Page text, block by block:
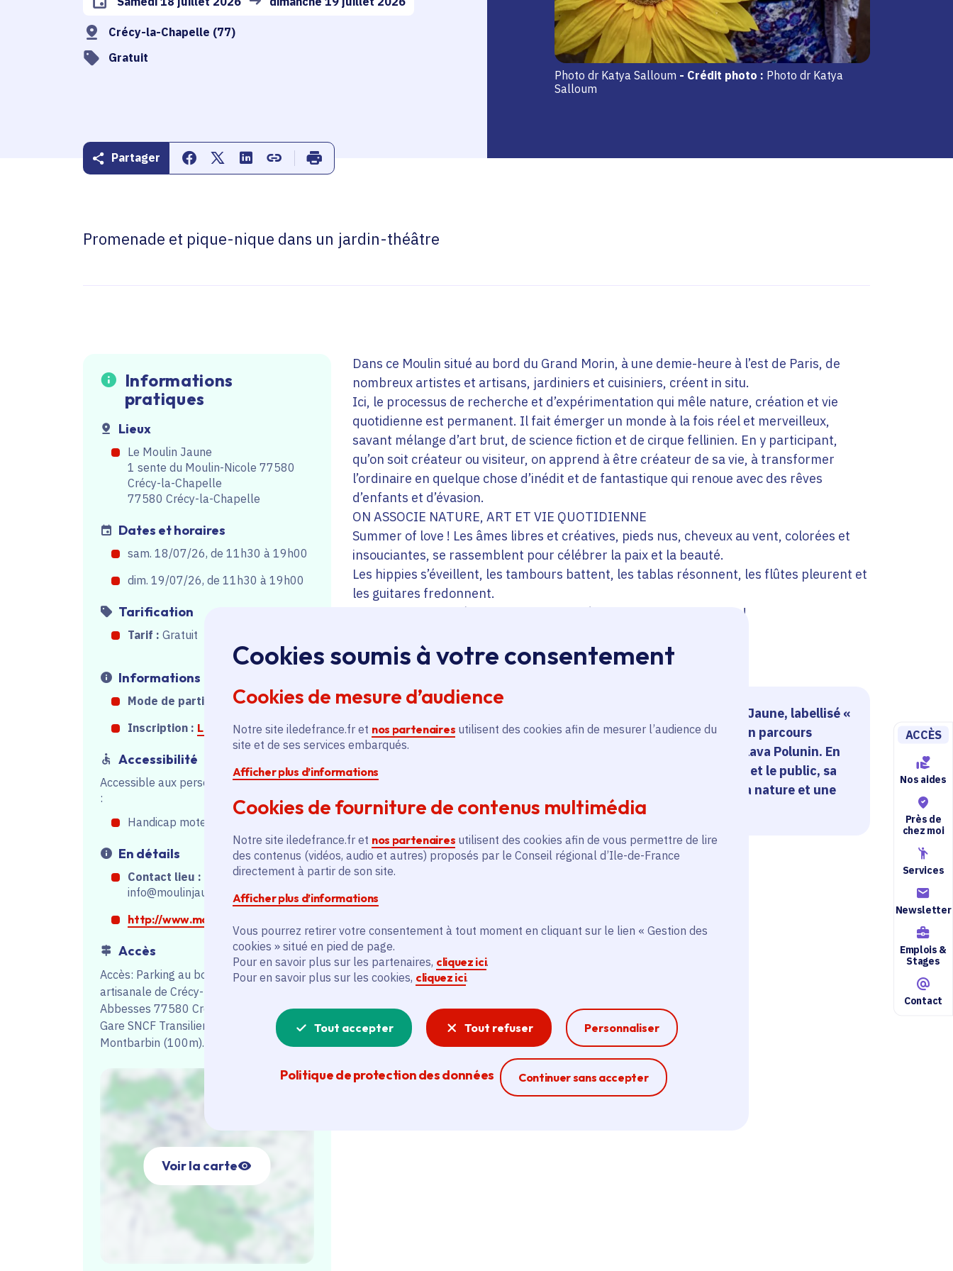
Cookies soumis à votre consentement
Cookies de mesure d’audience
Notre site iledefrance.fr et nos partenaires utilisent des cookies afin de mesurer l’audience du
site et de ses services embarqués.
Afficher plus d’informations
Cookies de fourniture de contenus multimédia
Notre site iledefrance.fr et nos partenaires utilisent des cookies afin de vous permettre de lire
des contenus (vidéos, audio et autres) proposés par le Conseil régional d’Ile-de-France
directement à partir de son site.
Afficher plus d’informations
Vous pourrez retirer votre consentement à tout moment en cliquant sur le lien « Gestion des
cookies » situé en pied de page.
Pour en savoir plus sur les partenaires, cliquez ici.
Pour en savoir plus sur les cookies, cliquez ici.
Tout accepter Tout refuser Personnaliser
Politique de protection des données Continuer sans accepter
Ferme la modale
ACCÈS
Nos aides
Près de
chez moi
Services
Newsletter
Emplois &
Stages
Contact
Date de l'arrêté
Crécy-la-Chapelle (77)
Gratuit
Partager Partager sur Facebook
Partager sur Twitter
Partager sur Linkedin
Copier dans le presse-papier
Imprimer
Photo dr Katya Salloum - Crédit photo : Photo dr Katya
Salloum
Promenade et pique-nique dans un jardin-théâtre
Informations
pratiques
Lieux
Le Moulin Jaune
1 sente du Moulin-Nicole 77580
Crécy-la-Chapelle
77580 Crécy-la-Chapelle
Dates et horaires
sam. 18/07/26, de 11h30 à19h00
dim. 19/07/26, de 11h30 à19h00
Tarification
Tarif : Gratuit
Informations
Mode de participation :Sur place
Inscription : Lien inscription
Accessibilité
Accessible aux personnes en situation de
:
Handicap moteur
En détails
Contact lieu :
info@moulinjaune.com
http://www.moulinjaune.com
Accès
Accès: Parking au bout de la zone
artisanale de Crécy-la-Chapelle (rue des
Abbesses 77580 Crécy-la-Chapelle).
Gare SNCF Transilien de Villiers-
Montbarbin (100m).
Voir la carte
Dans ce Moulin situé au bord du Grand Morin, à une demie-heure à l’est de Paris, de
nombreux artistes et artisans, jardiniers et cuisiniers, créent in situ.
Ici, le processus de recherche et d’expérimentation qui mêle nature, création et vie
quotidienne est permanent. Il fait émerger un monde à la fois réel et merveilleux,
savant mélange d’art brut, de science fiction et de cirque fellinien. En y participant,
qu’on soit créateur ou visiteur, on apprend à être créateur de sa vie, à transformer
l’ordinaire en quelque chose d’inédit et de fantastique qui renoue avec des rêves
d’enfants et d’évasion.
ON ASSOCIE NATURE, ART ET VIE QUOTIDIENNE
Summer of love ! Les âmes libres et créatives, pieds nus, cheveux au vent, colorées et
insouciantes, se rassemblent pour célébrer la paix et la beauté.
Les hippies s’éveillent, les tambours battent, les tablas résonnent, les flûtes pleurent et
les guitares fredonnent.
Les cœurs battent à l’unisson : l’amour règne — encore et toujours !
Le long de la rivière du Grand Morin, le jardin-théâtre du Moulin Jaune, labellisé «
Jardin remarquable » et "Patrimoine d'Ile de France", propose un parcours
enchanteur à travers les univers de son propriétaire, le clown Slava Polunin. En
co-création permanente avec des artistes de toutes disciplines et le public, sa
succession de jardins colorés et d'univers oniriques célèbrent la nature et une
manière joyeuse et poétique d'aborder le quotidien.